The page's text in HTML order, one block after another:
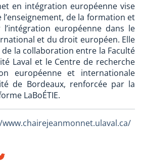
en intégration européenne vise
de la formation et
européenne dans le
et du droit européen. Elle
de la collaboration entre la Faculté
Laval et le Centre de recherche
européenne et internationale
de Bordeaux, renforcée par la
LaBoÉTIE.